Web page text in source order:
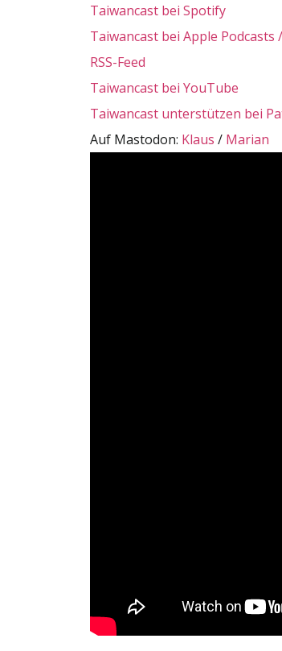
Taiwancast bei Spotify
Taiwancast bei Apple Podcasts
RSS-Feed
Taiwancast bei YouTube
Taiwancast unterstützen bei
Auf Mastodon: Klaus / Marian